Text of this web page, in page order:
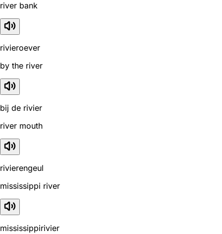
river bank
rivieroever
by the river
bij de rivier
river mouth
rivierengeul
mississippi river
mississippirivier